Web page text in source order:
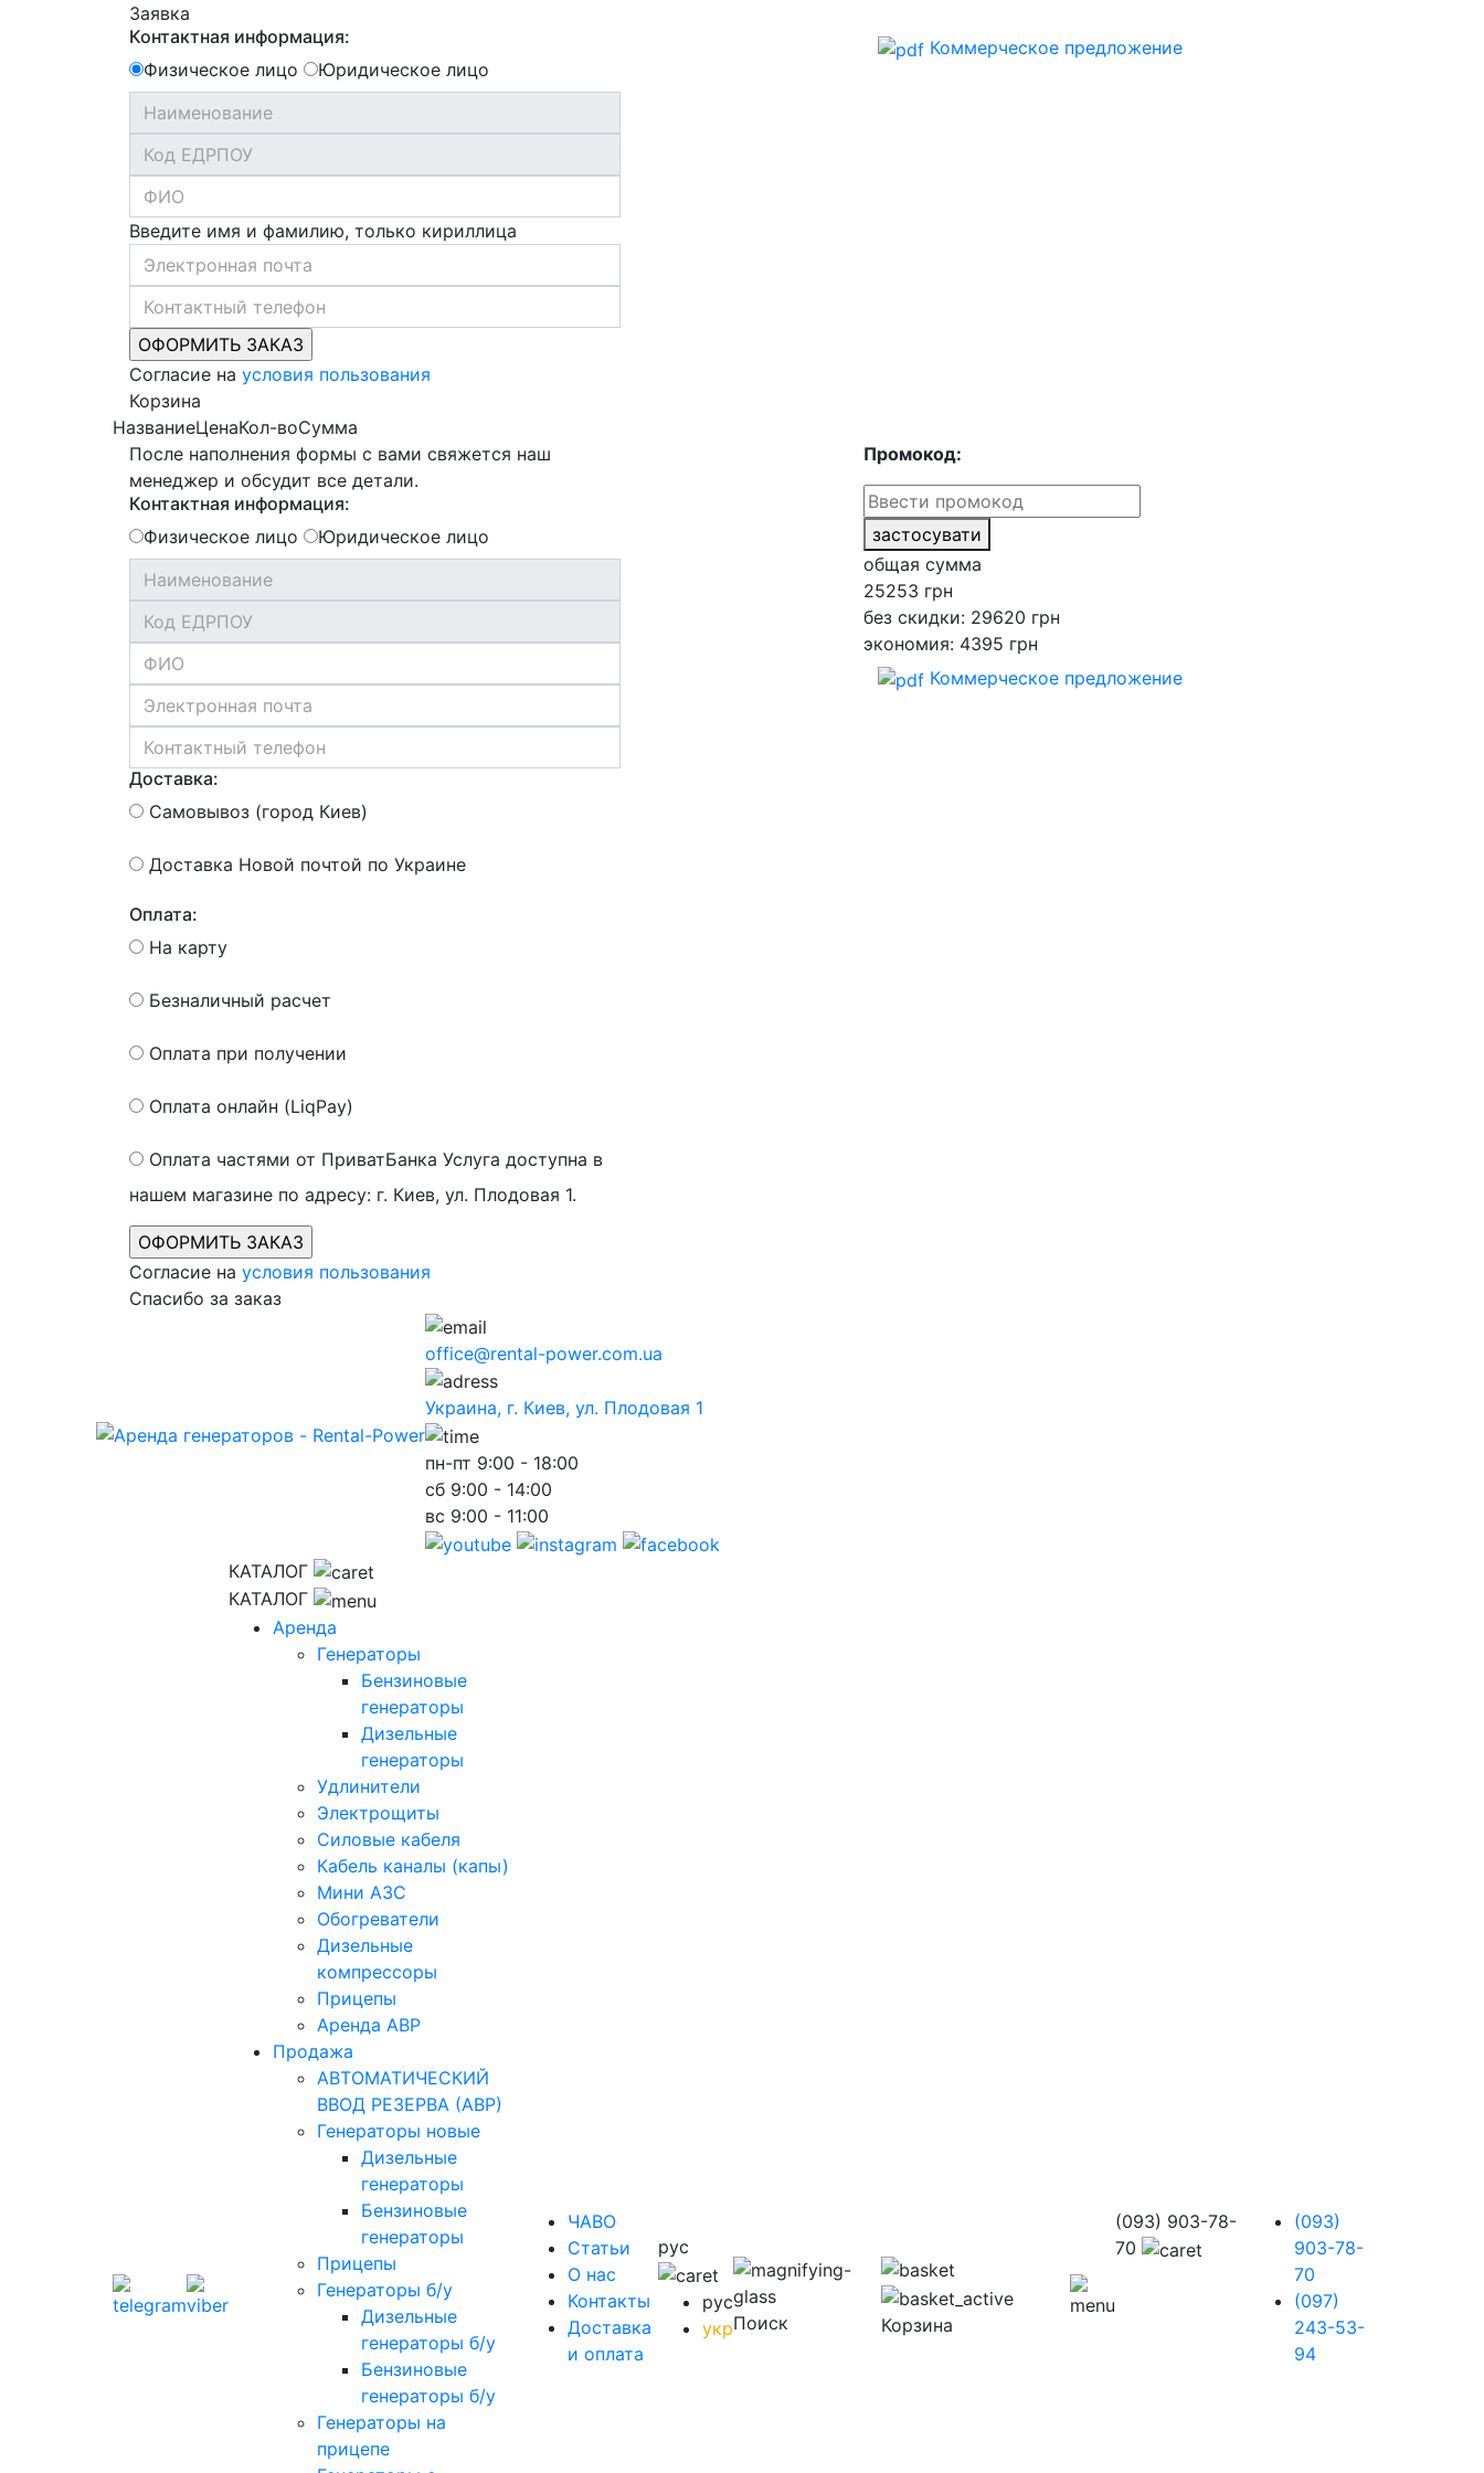
Заявка
Контактная информация:
Физическое лицо
Юридическое лицо
Введите имя и фамилию, только кириллица
Согласие на условия пользования
Коммерческое предложение
Корзина
НазваниеЦенаКол-воСумма
После наполнения формы с вами свяжется наш
менеджер и обсудит все детали.
Контактная информация:
Физическое лицо
Юридическое лицо
Доставка:
Самовывоз (город Киев)
Доставка Новой почтой по Украине
Оплата:
На карту
Безналичный расчет
Оплата при получении
Оплата онлайн (LiqPay)
Оплата частями от ПриватБанка Услуга доступна в
нашем магазине по адресу: г. Киев, ул. Плодовая 1.
Согласие на условия пользования
Промокод:
застосувати
общая сумма
25253 грн
без скидки: 29620 грн
экономия: 4395 грн
Коммерческое предложение
Спасибо за заказ
office@rental-power.com.ua
Украина, г. Киев, ул. Плодовая 1
пн-пт 9:00 - 18:00
сб 9:00 - 14:00
вс 9:00 - 11:00
КАТАЛОГ
КАТАЛОГ
Аренда
Генераторы
Бензиновые
генераторы
Дизельные
генераторы
Удлинители
Электрощиты
Силовые кабеля
Кабель каналы (капы)
Мини АЗС
Обогреватели
Дизельные
компрессоры
Прицепы
Аренда АВР
Продажа
АВТОМАТИЧЕСКИЙ
ВВОД РЕЗЕРВА (АВР)
Генераторы новые
Дизельные
генераторы
Бензиновые
генераторы
Прицепы
Генераторы б/у
Дизельные
генераторы б/у
Бензиновые
генераторы б/у
Генераторы на
прицепе
ЧАВО
Cтатьи
O нас
Контакты
Доставка
и оплата
рус
рус
укрПоиск Корзина
(093) 903-78-
70
(093)
903-78-
70
(097)
243-53-
94